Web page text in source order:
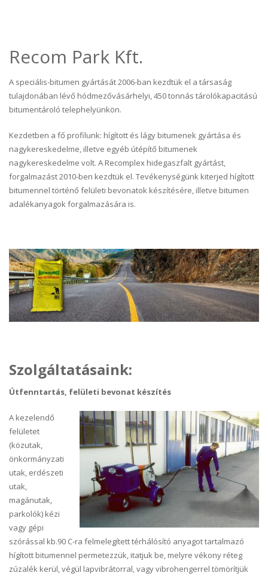
Recom Park Kft.
A speciális-bitumen gyártását 2006-ban kezdtük el a társaság
tulajdonában lévő hódmezővásárhelyi, 450 tonnás tárolókapacitású
bitumentároló telephelyünkön.
Kezdetben a fő profilunk: hígított és lágy bitumenek gyártása és
nagykereskedelme, illetve egyéb útépítő bitumenek
nagykereskedelme volt. A Recomplex hidegaszfalt gyártást,
forgalmazást 2010-ben kezdtük el. Tevékenységünk kiterjed hígított
bitumennel történő felületi bevonatok készítésére, illetve bitumen
adalékanyagok forgalmazására is.
Szolgáltatásaink:
Útfenntartás, felületi bevonat készítés
A kezelendő
felületet
(közutak,
önkormányzati
utak, erdészeti
utak,
magánutak,
parkolók) kézi
vagy gépi
szórással kb.90 C-ra felmelegített térhálósító anyagot tartalmazó
hígított bitumennel permetezzük, itatjuk be, melyre vékony réteg
zúzalék kerül, végül lapvibrátorral, vagy vibrohengerrel tömörítjük